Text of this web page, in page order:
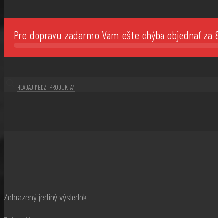
Pre dopravu zadarmo Vám ešte chýba objednať za
Zobrazený jediný výsledok